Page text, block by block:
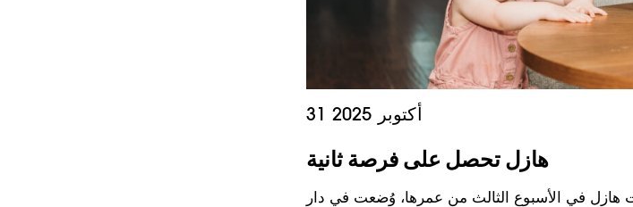
31 أكتوبر 2025
هازل تحصل على فرصة ثانية
هازل في الأسبوع الثالث من عمرها، وُضعت في دار